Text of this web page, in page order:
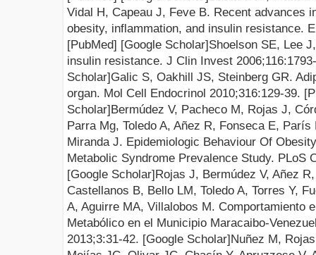
Vidal H, Capeau J, Feve B. Recent advances
obesity, inflammation, and insulin resistance.
[PubMed] [Google Scholar]Shoelson SE, Lee
insulin resistance. J Clin Invest
Scholar]Galic S, Oakhill JS, Steinberg GR.
organ. Mol Cell Endocrinol 2010;316:129-39. [
Scholar]Bermúdez V, Pacheco M, Rojas J,
Parra Mg, Toledo A, Añez R, Fonseca E,
Miranda J. Epidemiologic Behaviour Of
Metabolic Syndrome Prevalence Study. PLoS
[Google Scholar]Rojas J, Bermúdez V, Añez
Castellanos B, Bello LM, Toledo A, Torres Y,
A, Aguirre MA, Villalobos M. Comportamiento
Metabólico en el Municipio Maracaibo-
2013;3:31-42. [Google Scholar]Nuñez M,